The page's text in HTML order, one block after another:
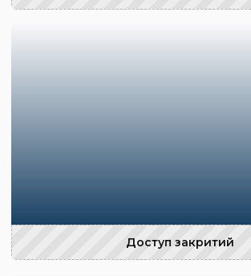
Доступ закритий